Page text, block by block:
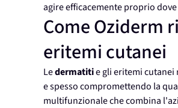
agire efficacemente proprio
Come Oziderm
eritemi cutanei
Ledermatitie gli eritemi
e spesso compromettendo la
multifunzionale che combina